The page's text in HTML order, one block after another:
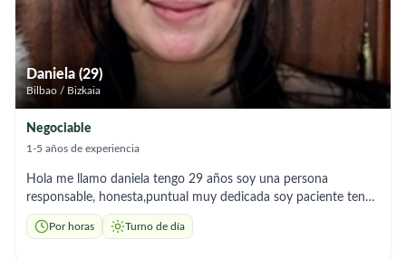
Daniela (29)
Bilbao / Bizkaia
Negociable
1-5 años de experiencia
Hola me llamo daniela tengo 29 años soy una persona
responsable, honesta,puntual muy dedicada soy paciente tengo
experiencia en el área de cuidados
Por horas Turno de día